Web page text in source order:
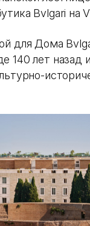
Bvlgari на
для Дома
140 лет назад